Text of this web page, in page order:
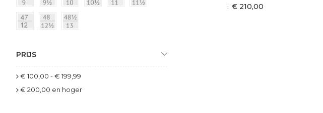
€ 210,00
PRIJS
€ 100,00 -€ 199,99
€ 200,00 en hoger